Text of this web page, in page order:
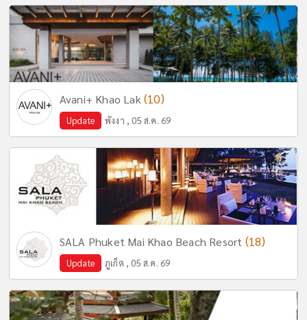
Avani+ Khao Lak (10)
Update พังงา , 05 ส.ค. 69
SALA Phuket Mai Khao Beach Resort (18)
Update ภูเก็ต , 05 ส.ค. 69